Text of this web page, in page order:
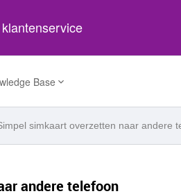
klantenservice
Base
simkaart overzetten naar andere
andere telefoon